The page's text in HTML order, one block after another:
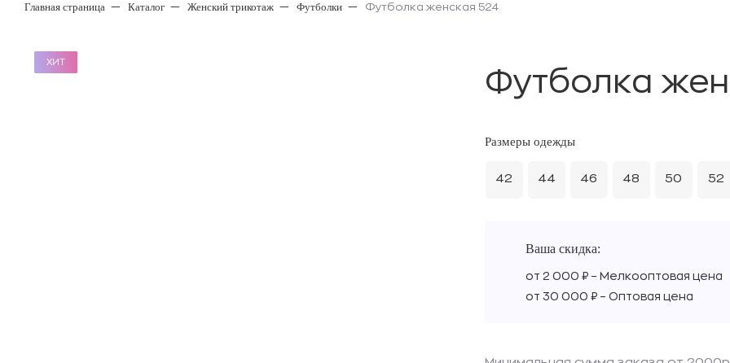
Главная страница Каталог Женский трикотаж Футболки Футболка женская 524
ХИТ
ХИТ
Футболка
Размеры одежды
42 44 46 48 50 52
Ваша скидка:
от 2 000 ₽ – Мелкооптовая цена
от 30 000 ₽ – Оптовая цена